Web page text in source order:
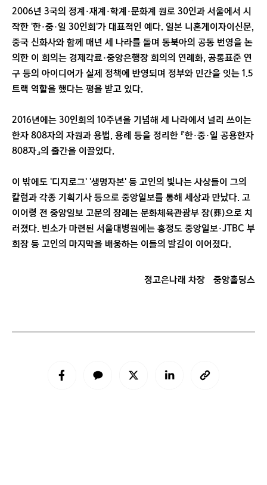
2006년 3국의 정계·재계·학계·문화계 원로 30인과 서울에서 시
작한 '한·중·일 30인회'가 대표적인 예다. 일본 니혼게이자이신문,
중국 신화사와 함께 매년 세 나라를 돌며 동북아의 공동 번영을 논
의한 이 회의는 경제각료·중앙은행장 회의의 연례화, 공통표준 연
구 등의 아이디어가 실제 정책에 반영되며 정부와 민간을 잇는 1.5
트랙 역할을 했다는 평을 받고 있다.
2016년에는 30인회의 10주년을 기념해 세 나라에서 널리 쓰이는
한자 808자의 자원과 용법, 용례 등을 정리한 『한·중·일 공용한자
808자』의 출간을 이끌었다.
이 밖에도 '디지로그' '생명자본' 등 고인의 빛나는 사상들이 그의
칼럼과 각종 기획기사 등으로 중앙일보를 통해 세상과 만났다. 고
이어령 전 중앙일보 고문의 장례는 문화체육관광부 장(葬)으로 치
러졌다. 빈소가 마련된 서울대병원에는 홍정도 중앙일보·JTBC 부
회장 등 고인의 마지막을 배웅하는 이들의 발길이 이어졌다.
정고은나래 차장 중앙홀딩스